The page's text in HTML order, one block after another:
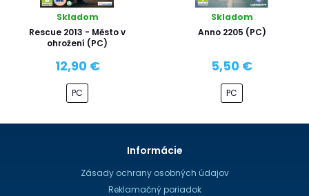
Skladom
Rescue 2013 - Město v
ohrožení (PC)
12,90 €
PC
Skladom
Anno 2205 (PC)
5,50 €
PC
Informácie
Zásady ochrany osobných údajov
Reklamačný poriadok